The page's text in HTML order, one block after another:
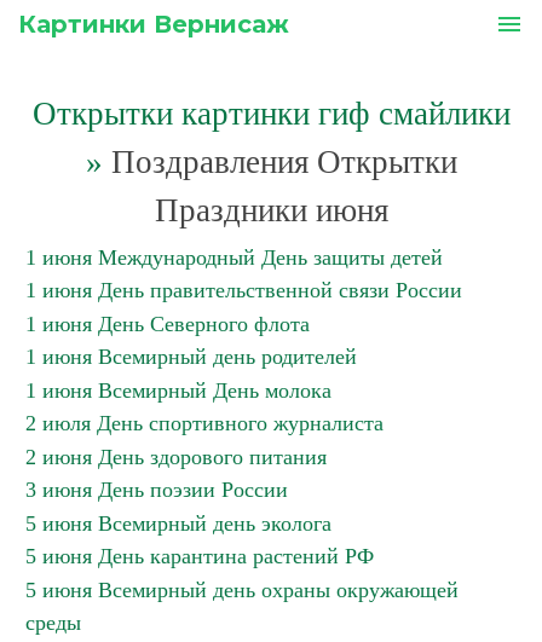
Картинки Вернисаж menu
Открытки картинки гиф смайлики
» Поздравления Открытки
Праздники июня
1 июня Международный День защиты детей
1 июня День правительственной связи России
1 июня День Северного флота
1 июня Всемирный день родителей
1 июня Всемирный День молока
2 июля День спортивного журналиста
2 июня День здорового питания
3 июня День поэзии России
5 июня Всемирный день эколога
5 июня День карантина растений РФ
5 июня Всемирный день охраны окружающей
среды